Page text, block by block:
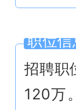
职位信
招聘职
120万